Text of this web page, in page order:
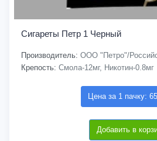
Сигареты Петр 1 Черный
Производитель: ООО "Петро"/
Крепость: Смола-12мг, Никотин-0.8мг
Цена за 1 пачку:
Добавить в